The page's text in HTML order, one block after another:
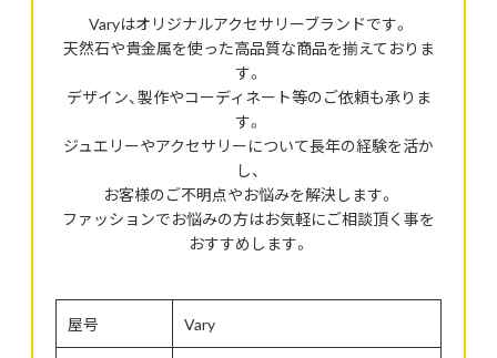
Varyはオリジナルアクセサリーブランドです。
天然石や貴金属を使った高品質な商品を揃えておりま
す。
デザイン、製作やコーディネート等のご依頼も承りま
す。
ジュエリーやアクセサリーについて長年の経験を活か
し、
お客様のご不明点やお悩みを解決します。
ファッションでお悩みの方はお気軽にご相談頂く事を
おすすめします。
屋号 Vary